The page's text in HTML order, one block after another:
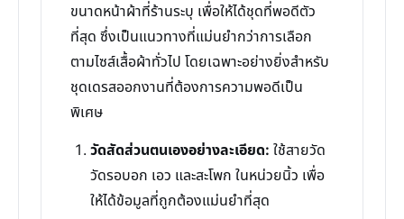
ขนาดหน้าผ้าที่ร้านระบุ เพื่อให้ได้ชุดที่พอดีตัว
ที่สุด ซึ่งเป็นแนวทางที่แม่นยำกว่าการเลือก
ตามไซส์เสื้อผ้าทั่วไป โดยเฉพาะอย่างยิ่งสำหรับ
ชุดเดรสออกงานที่ต้องการความพอดีเป็น
พิเศษ
วัดสัดส่วนตนเองอย่างละเอียด: ใช้สายวัด
วัดรอบอก เอว และสะโพก ในหน่วยนิ้ว เพื่อ
ให้ได้ข้อมูลที่ถูกต้องแม่นยำที่สุด